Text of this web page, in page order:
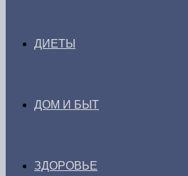
ДИЕТЫ
ДОМ И БЫТ
ЗДОРОВЬЕ